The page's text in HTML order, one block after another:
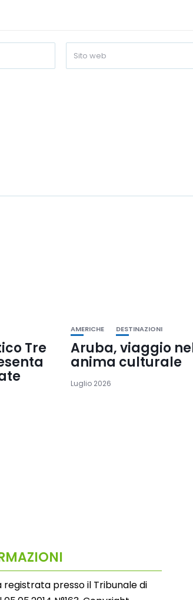
Tre
AMERICHE DESTINAZIONI
Aruba, viaggio
anima culturale
Luglio 2026
registrata presso il Tribunale di